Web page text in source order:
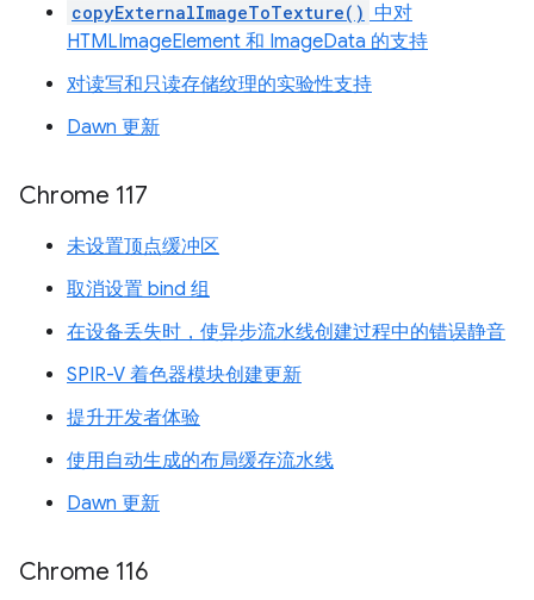
copyExternalImageToTexture() 中对
HTMLImageElement 和 ImageData 的支持
对读写和只读存储纹理的实验性支持
Dawn 更新
Chrome 117
未设置顶点缓冲区
取消设置 bind 组
在设备丢失时，使异步流水线创建过程中的错误静音
SPIR-V 着色器模块创建更新
提升开发者体验
使用自动生成的布局缓存流水线
Dawn 更新
Chrome 116